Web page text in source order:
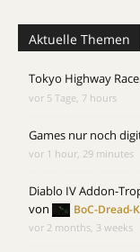
Aktuelle Themen
Tokyo Highway
vor 5 Tage, 7 hours
Games nur noch
vor 1 hour, 29 minutes
Diablo IV Addon-
von
BoC-Dread-
vor 2 months, 3 weeks